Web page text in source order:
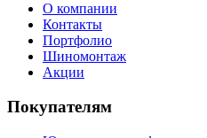
О компании
Контакты
Портфолио
Шиномонтаж
Акции
Покупателям